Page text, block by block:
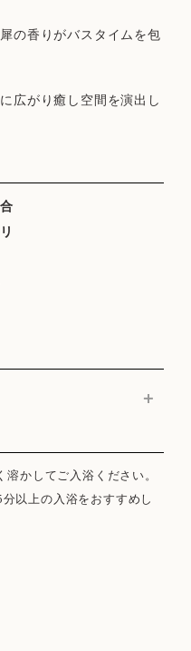
の香りがバスタイムを包
広がり癒し空間を演出し
チオ硫酸Na、BG、水、黄
かしてご入浴ください。
以上の入浴をおすすめし